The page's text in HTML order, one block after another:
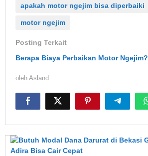
apakah motor ngejim bisa diperbaiki
motor ngejim
Posting Terkait
Berapa Biaya Perbaikan Motor Ngejim?
oleh Asland